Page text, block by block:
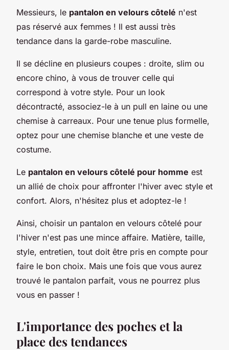
Messieurs, le pantalon en velours côtelé n'est
pas réservé aux femmes ! Il est aussi très
tendance dans la garde-robe masculine.
Il se décline en plusieurs coupes : droite, slim ou
encore chino, à vous de trouver celle qui
correspond à votre style. Pour un look
décontracté, associez-le à un pull en laine ou une
chemise à carreaux. Pour une tenue plus formelle,
optez pour une chemise blanche et une veste de
costume.
Le pantalon en velours côtelé pour homme est
un allié de choix pour affronter l'hiver avec style et
confort. Alors, n'hésitez plus et adoptez-le !
Ainsi, choisir un pantalon en velours côtelé pour
l'hiver n'est pas une mince affaire. Matière, taille,
style, entretien, tout doit être pris en compte pour
faire le bon choix. Mais une fois que vous aurez
trouvé le pantalon parfait, vous ne pourrez plus
vous en passer !
L'importance des poches et la
place des tendances